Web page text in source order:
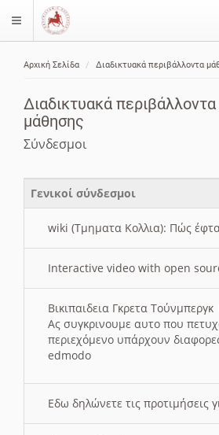
$langMenu
Αρχική Σελίδα Διαδικτυακά περιβάλλοντα
Διαδικτυακά περιβάλλοντα
μάθησης
Σύνδεσμοι
Γενικοί σύνδεσμοι
wiki (Τμηματα Κολλια): Πώς
Interactive video with open
Βικιπαιδεια Γκρετα Τούνμπεργκ
Ας συγκρινουμε αυτο που
περιεχόμενο υπάρχουν
edmodo
Εδω δηλώνετε τις προτιμήσεις